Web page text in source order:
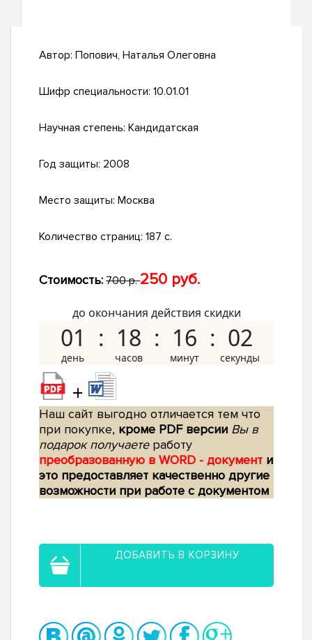
Автор: Попович, Наталья Олеговна
Шифр специальности: 10.01.01
Научная степень: Кандидатская
Год защиты: 2008
Место защиты: Москва
Количество страниц: 187 с.
Стоимость: 700 р.250 руб.
до окончания действия скидки
01 18 16 01
+
Наш сайт выгодно отличается тем что
при покупке, кроме PDF версии Вы в
подарок получаетеработу
преобразованную в WORD - документ и
это предоставляет качественно другие
возможности при работе с документом
ДОБАВИТЬ В КОРЗИНУ